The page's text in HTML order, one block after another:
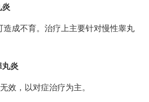
炎
成不育。治疗上主要针对慢性睾丸
炎
效，以对症治疗为主。